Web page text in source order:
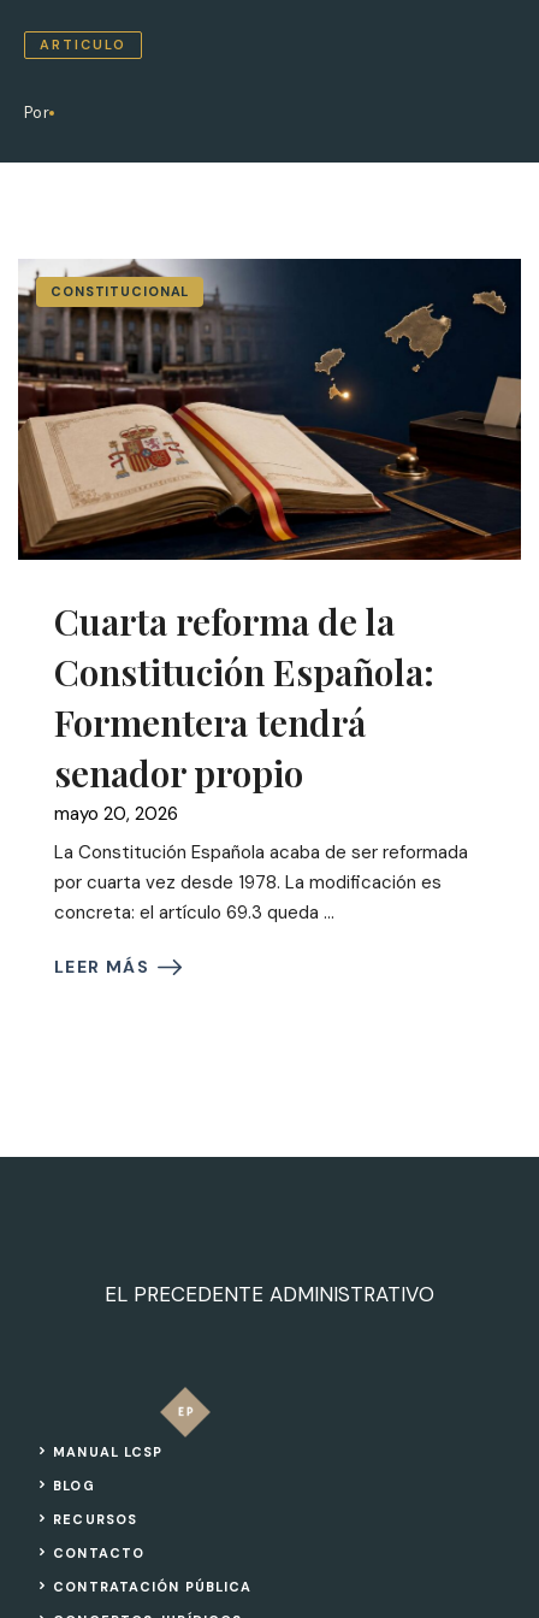
ARTICULO
Por
CONSTITUCIONAL
Cuarta reforma de la
Constitución Española:
Formentera tendrá
senador propio
mayo 20, 2026
La Constitución Española acaba de ser reformada
por cuarta vez desde 1978. La modificación es
concreta: el artículo 69.3 queda ...
LEER MÁS
EL PRECEDENTE ADMINISTRATIVO
MANUAL LCSP
BLOG
RECURSOS
CONTACTO
CONTRATACIÓN PÚBLICA